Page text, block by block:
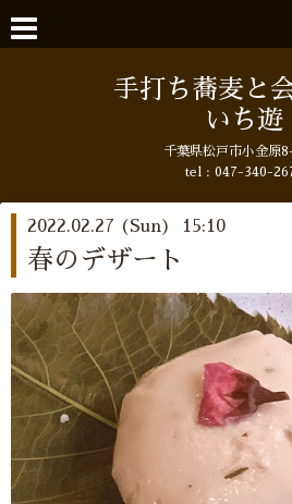
手打ち蕎麦と
いち遊
千葉県松戸市小金原
tel : 047-340-
2022.02.27 (Sun) 15:10
春のデザート